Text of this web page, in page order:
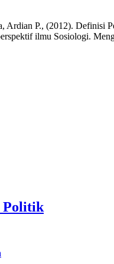
P., (2012). Definisi
ilmu Sosiologi.
Politik